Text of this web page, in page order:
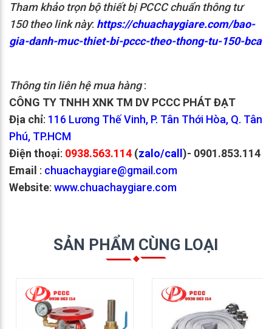
Tham khảo trọn bộ thiết bị PCCC chuẩn thông tư
150 theo link này: https://chuachaygiare.com/bao-
gia-danh-muc-thiet-bi-pccc-theo-thong-tu-150-bca
Thông tin liên hệ mua hàng:
CÔNG TY TNHH XNK TM DV PCCC PHÁT ĐẠT
Địa chỉ: 116 Lương Thế Vinh, P. Tân Thới Hòa, Q. Tân
Phú, TP.HCM
Điện thoại: 0938.563.114 (zalo/call )- 0901.853.114
Email : chuachaygiare@gmail.com
Website: www.chuachaygiare.com
SẢN PHẨM CÙNG LOẠI